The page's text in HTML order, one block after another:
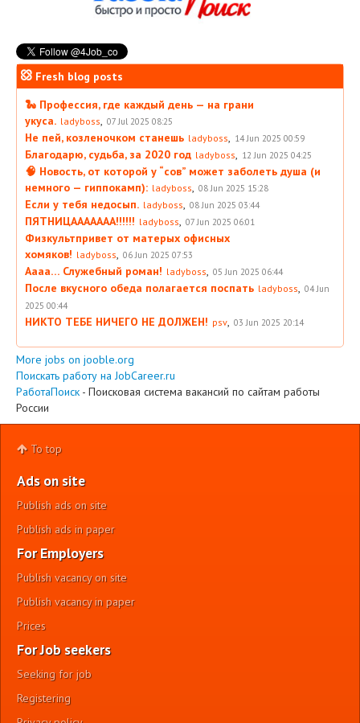
Fresh blog posts
🐍 Профессия, где каждый день — на грани
укуса. ladyboss 07 Jul 2025 08:25
Не пей, козленочком станешь ladyboss 14 Jun 2025 00:59
Благодарю, судьба, за 2020 год ladyboss 12 Jun 2025 04:25
🧠 Новость, от которой у “сов” может заболеть душа (и
немного — гиппокамп): ladyboss 08 Jun 2025 15:28
Если у тебя недосып. ladyboss 08 Jun 2025 03:44
ПЯТНИЦААААААА!!!!!! ladyboss 07 Jun 2025 06:01
Физкультпривет от матерых офисных
хомяков! ladyboss 06 Jun 2025 07:53
Аааа… Служебный роман! ladyboss 05 Jun 2025 06:44
После вкусного обеда полагается поспать ladyboss
04 Jun
2025 00:44
НИКТО ТЕБЕ НИЧЕГО НЕ ДОЛЖЕН! psv 03 Jun 2025 20:14
More jobs on jooble.org
Поискать работу на JobCareer.ru
РаботаПоиск - Поисковая система вакансий по сайтам работы
России
To top
Ads on site
Publish ads on site
Publish ads in paper
For Employers
Publish vacancy on site
Publish vacancy in paper
Prices
For Job seekers
Seeking for job
Registering